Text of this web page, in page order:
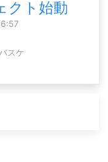
クト始動
スケ